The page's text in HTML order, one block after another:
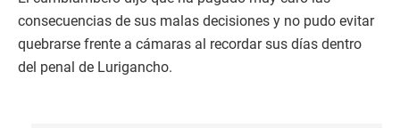
consecuencias de sus malas decisiones y no pudo evitar
quebrarse frente a cámaras al recordar sus días dentro
del penal de Lurigancho.